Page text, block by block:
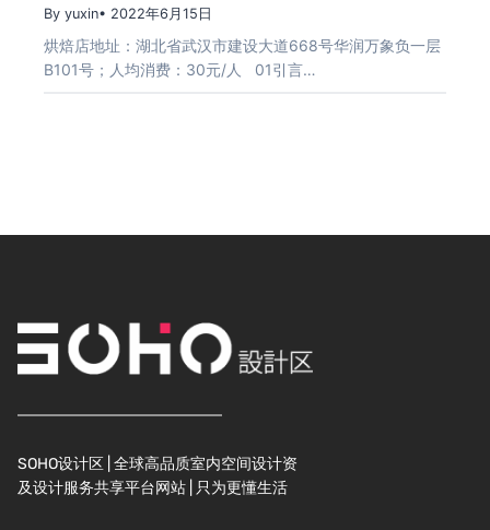
By yuxin• 2022年6月15日
烘焙店地址：湖北省武汉市建设大道668号华润万象负一层
B101号；人均消费：30元/人 01引言…
SOHO设计区 | 全球高品质室内空间设计资
及设计服务共享平台网站 | 只为更懂生活